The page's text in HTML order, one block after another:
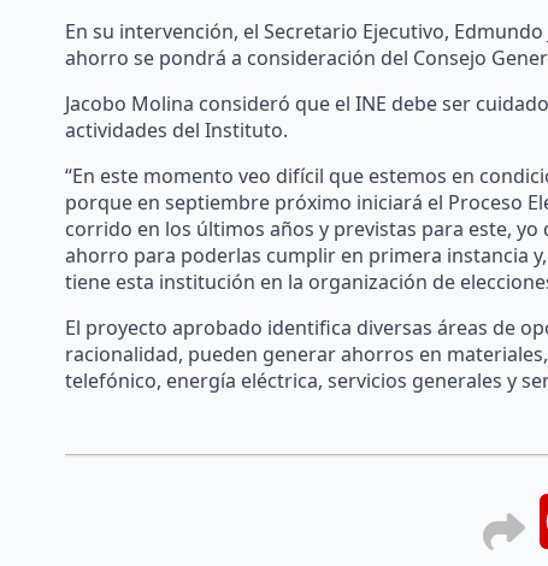
En su intervención, el Secretario Ejecutivo,
ahorro se pondrá a consideración del Consejo
Jacobo Molina consideró que el INE debe ser
actividades del Instituto.
“En este momento veo difícil que estemos en
porque en septiembre próximo iniciará el Proceso
corrido en los últimos años y previstas para este,
ahorro para poderlas cumplir en primera instancia
tiene esta institución en la organización de
El proyecto aprobado identifica diversas áreas de
racionalidad, pueden generar ahorros en
telefónico, energía eléctrica, servicios generales y